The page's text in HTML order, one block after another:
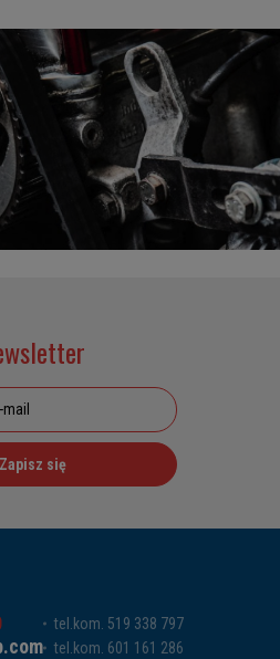
Zapisz się
tel.kom. 519 338 797
tel.kom. 601 161 286